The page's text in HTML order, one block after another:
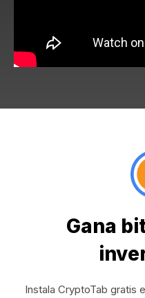
Gana
Instala CryptoTab gratis